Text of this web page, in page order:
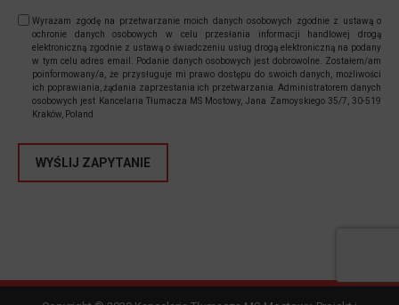
Wyrażam zgodę na przetwarzanie moich danych osobowych zgodnie z ustawą o
ochronie danych osobowych w celu przesłania informacji handlowej drogą
elektroniczną zgodnie z ustawą o świadczeniu usług drogą elektroniczną na podany
w tym celu adres email. Podanie danych osobowych jest dobrowolne. Zostałem/am
poinformowany/a, że przysługuje mi prawo dostępu do swoich danych, możliwości
ich poprawiania, żądania zaprzestania ich przetwarzania. Administratorem danych
osobowych jest Kancelaria Tłumacza MS Mostowy, Jana Zamoyskiego 35/7, 30-519
Kraków, Poland